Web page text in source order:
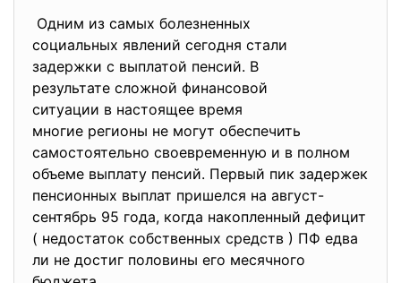
Одним из самых болезненных
социальных явлений сегодня стали
задержки с выплатой пенсий. В
результате сложной финансовой
ситуации в настоящее время
многие регионы не могут обеспечить
самостоятельно своевременную и в полном
объеме выплату пенсий. Первый пик задержек
пенсионных выплат пришелся на август-
сентябрь 95 года, когда накопленный дефицит
( недостаток собственных средств ) ПФ едва
ли не достиг половины его месячного